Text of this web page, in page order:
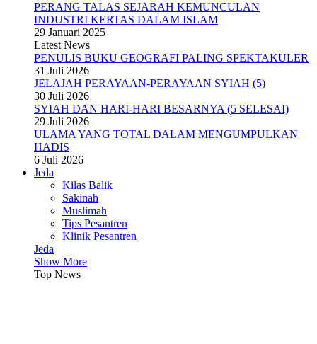
PERANG TALAS SEJARAH KEMUNCULAN
INDUSTRI KERTAS DALAM ISLAM
29 Januari 2025
Latest News
PENULIS BUKU GEOGRAFI PALING SPEKTAKULER
31 Juli 2026
JELAJAH PERAYAAN-PERAYAAN SYIAH (5)
30 Juli 2026
SYIAH DAN HARI-HARI BESARNYA (5 SELESAI)
29 Juli 2026
ULAMA YANG TOTAL DALAM MENGUMPULKAN
HADIS
6 Juli 2026
Jeda
Kilas Balik
Sakinah
Muslimah
Tips Pesantren
Klinik Pesantren
Jeda
Show More
Top News